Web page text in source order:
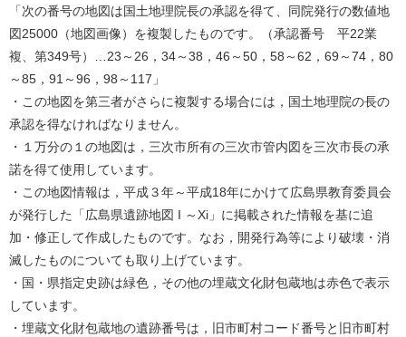
「次の番号の地図は国土地理院長の承認を得て、同院発行の数値地
図25000（地図画像）を複製したものです。（承認番号 平22業
複、第349号）…23～26，34～38，46～50，58～62，69～74，80
～85，91～96，98～117」
・この地図を第三者がさらに複製する場合には，国土地理院の長の
承認を得なければなりません。
・１万分の１の地図は，三次市所有の三次市管内図を三次市長の承
諾を得て使用しています。
・この地図情報は，平成３年～平成18年にかけて広島県教育委員会
が発行した「広島県遺跡地図 I ～Xi」に掲載された情報を基に追
加・修正して作成したものです。なお，開発行為等により破壊・消
滅したものについても取り上げています。
・国・県指定史跡は緑色，その他の埋蔵文化財包蔵地は赤色で表示
しています。
・埋蔵文化財包蔵地の遺跡番号は，旧市町村コード番号と旧市町村